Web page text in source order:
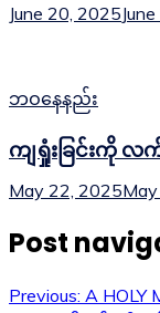
June 20, 2025
ဘဝနေနည်း
ကျရှုံးခြင်းကို လ
May 22, 2025
Post
Previous: A HOLY